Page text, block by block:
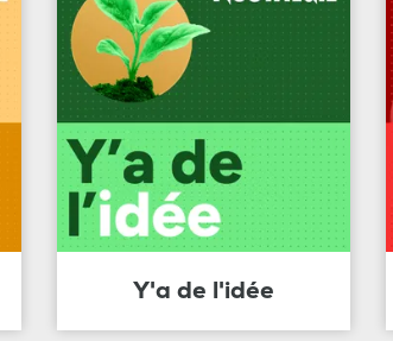
Y'a de l'idée